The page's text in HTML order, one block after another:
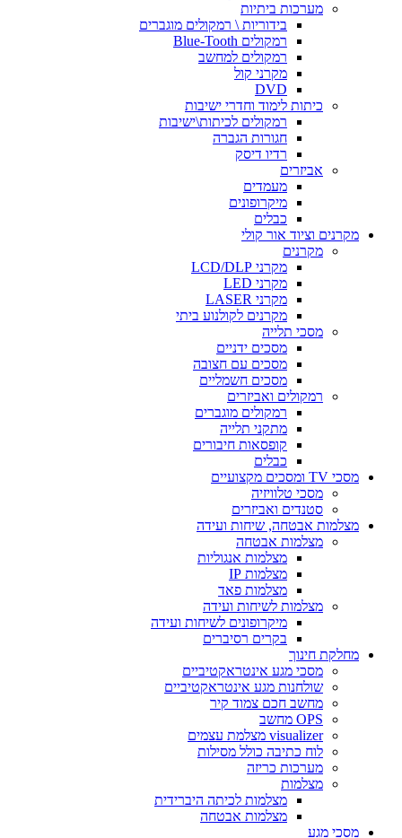
מערכות ביתיות
בידוריות \ רמקולים מוגברים
רמקולים Blue-Tooth
רמקולים למחשב
מקרני קול
DVD
כיתות לימוד וחדרי ישיבות
רמקולים לכיתות\ישיבות
חגורות הגברה
רדיו דיסק
אביזרים
מעמדים
מיקרופונים
כבלים
מקרנים וציוד אור קולי
מקרנים
מקרני LCD/DLP
מקרני LED
מקרני LASER
מקרנים לקולנוע ביתי
מסכי תלייה
מסכים ידניים
מסכים עם חצובה
מסכים חשמליים
רמקולים ואביזרים
רמקולים מוגברים
מתקני תלייה
קופסאות חיבורים
כבלים
מסכי TV ומסכים מקצועיים
מסכי טלוויזיה
סטנדים ואביזרים
מצלמות אבטחה, שיחות ועידה
מצלמות אבטחה
מצלמות אנגוליות
מצלמות IP
מצלמות פאד
מצלמות לשיחות ועידה
מיקרופונים לשיחות ועידה
בקרים רסיברים
מחלקת חינוך
מסכי מגע אינטראקטיביים
שולחנות מגע אינטראקטיביים
מחשב חכם צמוד קיר
OPS מחשב
visualizer מצלמת עצמים
לוח כתיבה כולל מסילות
מערכות כריזה
מצלמות
מצלמות לכיתה היברידית
מצלמות אבטחה
מסכי מגע